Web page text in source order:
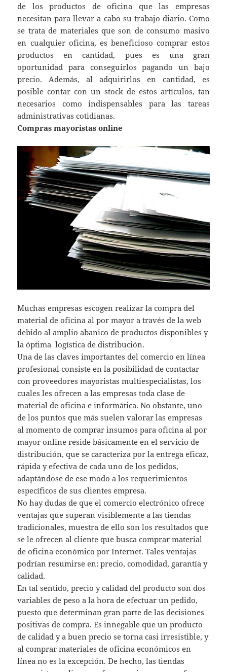
de los productos de oficina que las empresas
necesitan para llevar a cabo su trabajo diario. Como
se trata de materiales que son de consumo masivo
en cualquier oficina, es beneficioso comprar estos
productos en cantidad, pues es una gran
oportunidad para conseguirlos pagando un bajo
precio. Además, al adquirirlos en cantidad, es
posible contar con un stock de estos artículos, tan
necesarios como indispensables para las tareas
administrativas cotidianas.
Compras mayoristas online
Muchas empresas escogen realizar la compra del
material de oficina al por mayor a través de la web
debido al amplio abanico de productos disponibles y
la óptima logística de distribución.
Una de las claves importantes del comercio en línea
profesional consiste en la posibilidad de contactar
con proveedores mayoristas multiespecialistas, los
cuales les ofrecen a las empresas toda clase de
material de oficina e informática. No obstante, uno
de los puntos que más suelen valorar las empresas
al momento de comprar insumos para oficina al por
mayor online reside básicamente en el servicio de
distribución, que se caracteriza por la entrega eficaz,
rápida y efectiva de cada uno de los pedidos,
adaptándose de ese modo a los requerimientos
específicos de sus clientes empresa.
No hay dudas de que el comercio electrónico ofrece
ventajas que superan visiblemente a las tiendas
tradicionales, muestra de ello son los resultados que
se le ofrecen al cliente que busca comprar material
de oficina económico por Internet. Tales ventajas
podrían resumirse en: precio, comodidad, garantía y
calidad.
En tal sentido, precio y calidad del producto son dos
variables de peso a la hora de efectuar un pedido,
puesto que determinan gran parte de las decisiones
positivas de compra. Es innegable que un producto
de calidad y a buen precio se torna casi irresistible, y
al comprar materiales de oficina económicos en
línea no es la excepción. De hecho, las tiendas